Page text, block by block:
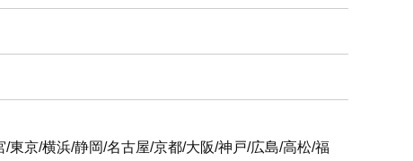
社
/京都/大阪/神戸/広島/高松/福